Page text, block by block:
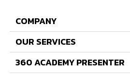
COMPANY
OUR SERVICES
360 ACADEMY PRESENTER